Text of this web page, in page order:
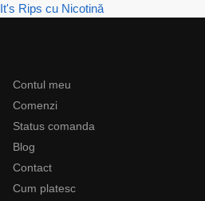
It's Rips cu Nicotină
Contul meu
Comenzi
Status comanda
Blog
Contact
Cum platesc